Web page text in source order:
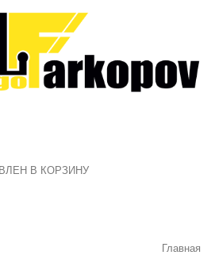
В КОРЗИНУ
Главная